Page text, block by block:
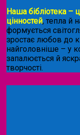
Наша бібліотека –
цінностей, тепла й
формується
зростає любов до
найголовніше – у
запалюється й
творчості.